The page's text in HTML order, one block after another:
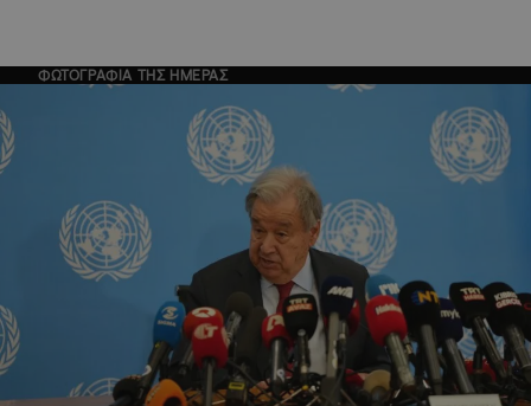
ΦΩΤΟΓΡΑΦΙΑ ΤΗΣ ΗΜΕΡΑΣ